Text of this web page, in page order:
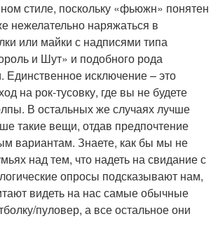
стиле, поскольку «фьюжн» понятен
нежелательно наряжаться в
или майки с надписями типа
и Шут» и подобного рода
Единственное исключение – это
на рок-тусовку, где вы не будете
В остальных же случаях лучше
такие вещи, отдав предпочтение
вариантам. Знаете, как бы мы не
над тем, что надеть на свидание с
опросы подсказывают нам,
видеть на нас самые обычные
пуловер, а все остальное они